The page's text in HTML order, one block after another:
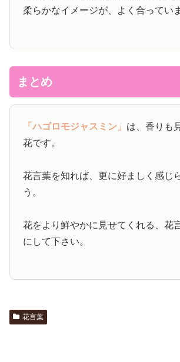
柔らかなイメージが、よく合ってい
まとめ
「ハゴロモジャスミン」 は、香りも
花です。
花言葉を知れば、更に好ましく感じ
う。
花をより鮮やかに見せてくれる、花
にして下さい。
花言葉